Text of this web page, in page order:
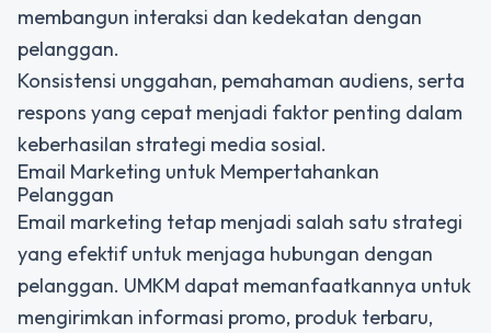
membangun interaksi dan kedekatan dengan
pelanggan.
Konsistensi unggahan, pemahaman audiens, serta
respons yang cepat menjadi faktor penting dalam
keberhasilan strategi media sosial.
Email Marketing untuk Mempertahankan
Pelanggan
Email marketing tetap menjadi salah satu strategi
yang efektif untuk menjaga hubungan dengan
pelanggan. UMKM dapat memanfaatkannya untuk
mengirimkan informasi promo, produk terbaru,